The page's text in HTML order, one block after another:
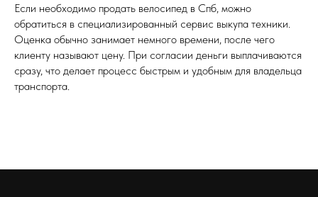
Если необходимо продать велосипед в Спб, можно
обратиться в специализированный сервис выкупа техники.
Оценка обычно занимает немного времени, после чего
клиенту называют цену. При согласии деньги выплачиваются
сразу, что делает процесс быстрым и удобным для владельца
транспорта.